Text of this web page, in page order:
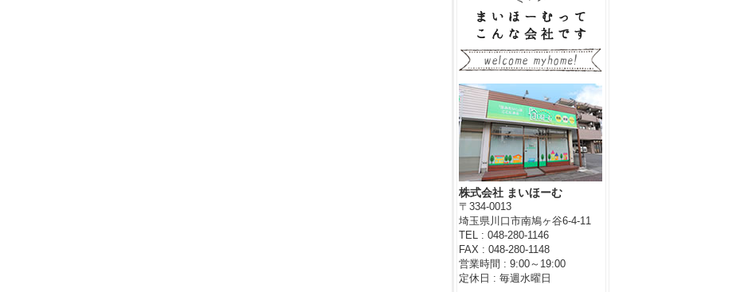
株式会社 まいほーむ
〒334-0013
埼玉県川口市南鳩ヶ谷6-4-11
TEL : 048-280-1146
FAX : 048-280-1148
営業時間 : 9:00～19:00
定休日 : 毎週水曜日